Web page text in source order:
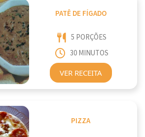
PATÊ DE FÍGADO
5 PORÇÕES
30 MINUTOS
VER RECEITA
PIZZA